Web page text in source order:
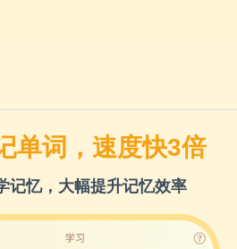
单词，速度快3倍
记忆，大幅提升记忆效率